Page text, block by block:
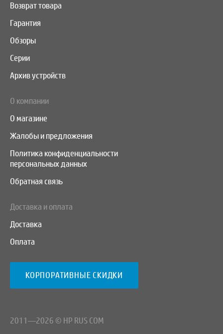
Возврат товара
Гарантия
Обзоры
Серии
Архив устройств
О компании
О магазине
Жалобы и предложения
Политика конфиденциальности
персональных данных
Обратная связь
Доставка и оплата
Доставка
Оплата
КОРПОРАТИВНЫЕ СКИДКИ
2011—2026 © HP RUS COM